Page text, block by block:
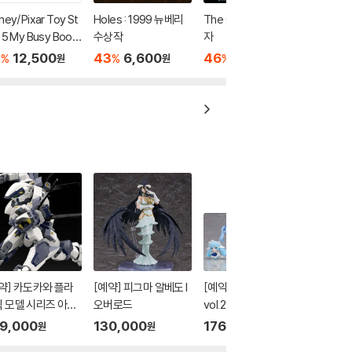
Pixar Toy St
My Busy Book
% 12,500원
Holes : 1999 뉴베리
수상작
43% 6,600원
The Giver 기억 전달
자
46%
] 카도카와 플라
모델 시리즈 아바
스페셜 세트 l 풀
원
[예약] 피그마 알베도 l
오버로드
130,000원
[예약][클리어 포스터
vol.2] 블라인드박스 시
리즈 유키 미쿠 올스타
176,000